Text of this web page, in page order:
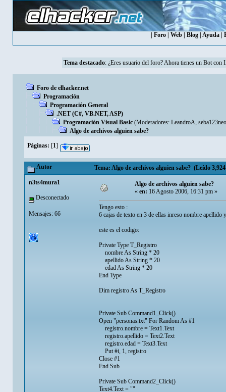
Foro| Web| Blog| Ayuda|
Tema destacado: ¿Eres usuario del foro? Ahora tienes un Bot con
Foro de elhacker.net
Programación
Programación General
.NET (C#, VB.NET, ASP)
Programación Visual Basic (Moderadores: LeandroA, seba123neo
Algo de archivos alguien sabe?
Páginas: [1]
Autor Tema: Algo de archivos alguien sabe? (Leído 3,924
n3ts4mura1
Desconectado
Mensajes: 66
Algo de archivos alguien sabe?
«en:16 Agosto 2006, 16:31 pm »
Tengo esto :
6 cajas de texto en 3 de ellas inreso nombre
este es el codigo:
Private Type T_Registro
nombre As String * 20
apellido As String * 20
edad As String * 20
End Type
Dim registro As T_Registro
Private Sub Command1_Click()
Open "personas.txt" For Random As #1
registro.nombre = Text1.Text
registro.apellido = Text2.Text
registro.edad = Text3.Text
Put #i, 1, registro
Close #1
End Sub
Private Sub Command2_Click()
Text4.Text = ""